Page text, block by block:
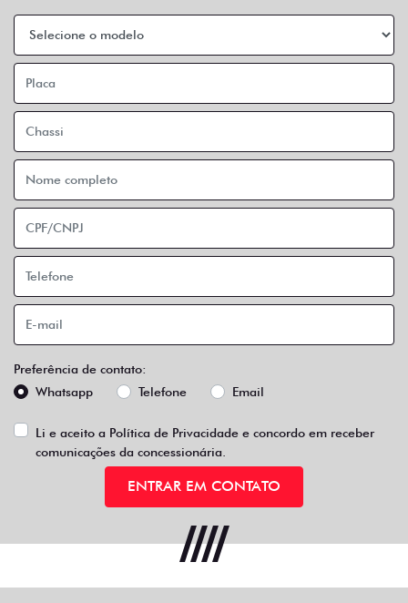
Preferência de contato:
Whatsapp
Telefone Email
Li e aceito a Política de Privacidade e concordo em receber
comunicações da concessionária.
ENTRAR EM CONTATO